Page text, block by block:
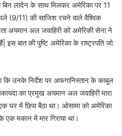
लादेन के साथ मिलकर अमेरिका पर 11
(9/11) की साजिश रचने वाले वैश्विक
अयमान अल जवाहिरी को अमेरिकी सेना ने
इस बात की पुष्टि अमेरिका के राष्ट्रपति जो
कि उनके निर्देश पर अफगानिस्तान के काबुल
का प्रमुख अयमान अल जवाहिरी मारा
घर में छिपा बैठा था। ओसामा को अमेरिका
मकान में मार गिराया था।